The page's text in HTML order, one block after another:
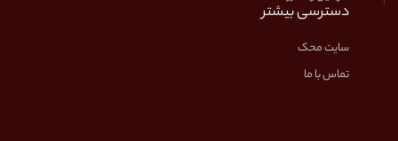
دسترسی بیشتر
سایت محک
تماس با ما